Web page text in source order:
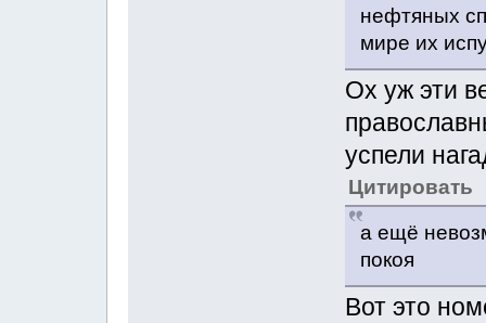
нефтяных
мире их
Ох уж эти
успели
Цитировать
а ещё
покоя
Вот это